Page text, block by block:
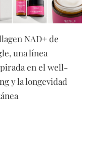
NAD+ de
una línea
en el well-
y la longevidad